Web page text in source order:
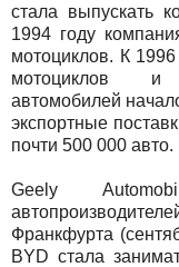
стала выпускать
1994 году
мотоциклов. К
мотоциклов и
автомобилей
экспортные
почти 500 000
Geely
Франкфурта
BYD стала